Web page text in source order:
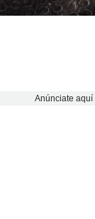
Anúnciate aquí